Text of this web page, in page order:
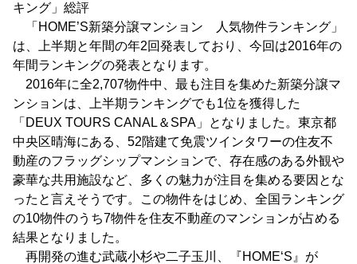
キング」総評
「HOME’S新築分譲マンション 人気物件ランキング」
は、上半期と年間の年2回発表しており、今回は2016年の
年間ランキングの発表となります。
2016年に全2,707物件中、最も注目を集めた新築分譲マ
ンションは、上半期ランキングでも1位を獲得した
「DEUX TOURS CANAL＆SPA」となりました。東京都
中央区晴海にある、52階建て免震ツインタワーの住友不
動産のフラッグシップマンションで、存在感のある外観や
豪華な共用施設など、多くの魅力が注目を集める要因とな
ったと言えそうです。この物件をはじめ、全国ランキング
の10物件のうち7物件を住友不動産のマンションが占める
結果となりました。
再開発の進む武蔵小杉や二子玉川、『HOME‘S』が